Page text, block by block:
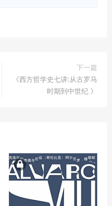
下一篇
《西方哲学史七讲:从古罗马
时期到中世纪 》